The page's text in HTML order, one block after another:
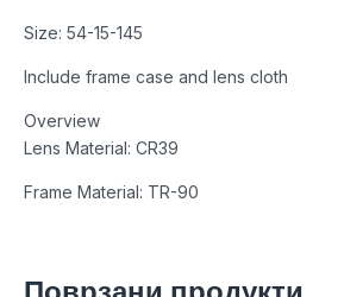
Size: 54-15-145
Include frame case and lens cloth
Overview
Lens Material: CR39
Frame Material: TR-90